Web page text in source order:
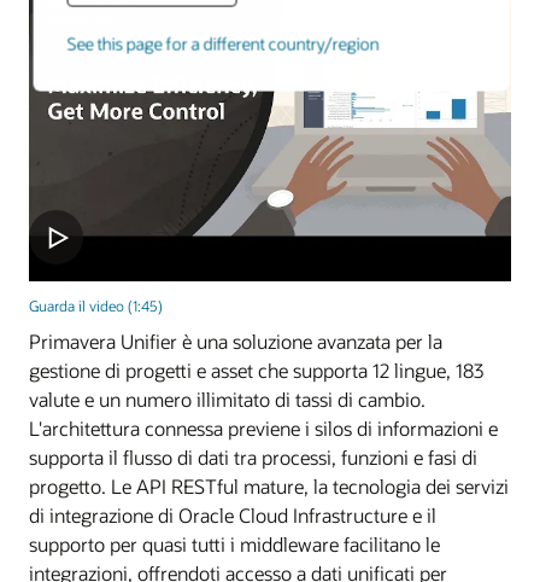
See this page for a different country/region
Guarda il video (1:45)
Primavera Unifier è una soluzione avanzata per la
gestione di progetti e asset che supporta 12 lingue, 183
valute e un numero illimitato di tassi di cambio.
L'architettura connessa previene i silos di informazioni e
supporta il flusso di dati tra processi, funzioni e fasi di
progetto. Le API RESTful mature, la tecnologia dei servizi
di integrazione di Oracle Cloud Infrastructure e il
supporto per quasi tutti i middleware facilitano le
integrazioni, offrendoti accesso a dati unificati per